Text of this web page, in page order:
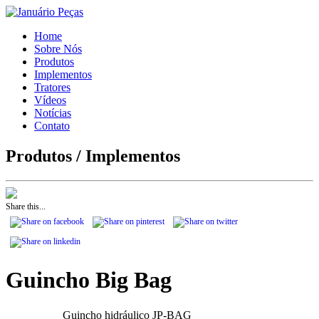
Home
Sobre Nós
Produtos
Implementos
Tratores
Vídeos
Notícias
Contato
Produtos / Implementos
Share this...
Guincho Big Bag
Guincho hidráulico JP-BAG